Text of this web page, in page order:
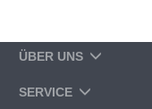
ÜBER UNS
SERVICE